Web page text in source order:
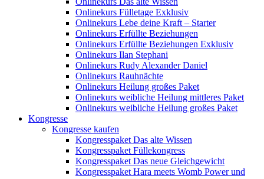
Onlinekurs Fülletage Exklusiv
Onlinekurs Lebe deine Kraft – Starter
Onlinekurs Erfüllte Beziehungen
Onlinekurs Erfüllte Beziehungen Exklusiv
Onlinekurs Ilan Stephani
Onlinekurs Rudy Alexander Daniel
Onlinekurs Rauhnächte
Onlinekurs Heilung großes Paket
Onlinekurs weibliche Heilung mittleres Paket
Onlinekurs weibliche Heilung großes Paket
Kongresse
Kongresse kaufen
Kongresspaket Das alte Wissen
Kongresspaket Füllekongress
Kongresspaket Das neue Gleichgewicht
Kongresspaket Hara meets Womb Power und